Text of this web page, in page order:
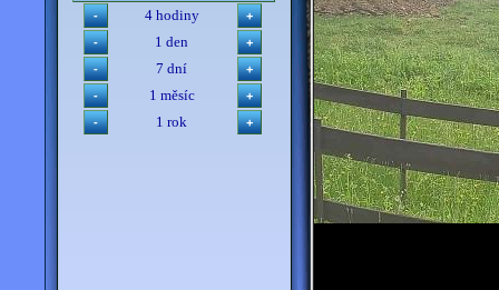
4 hodiny
1 den
7 dní
1 měsíc
1 rok